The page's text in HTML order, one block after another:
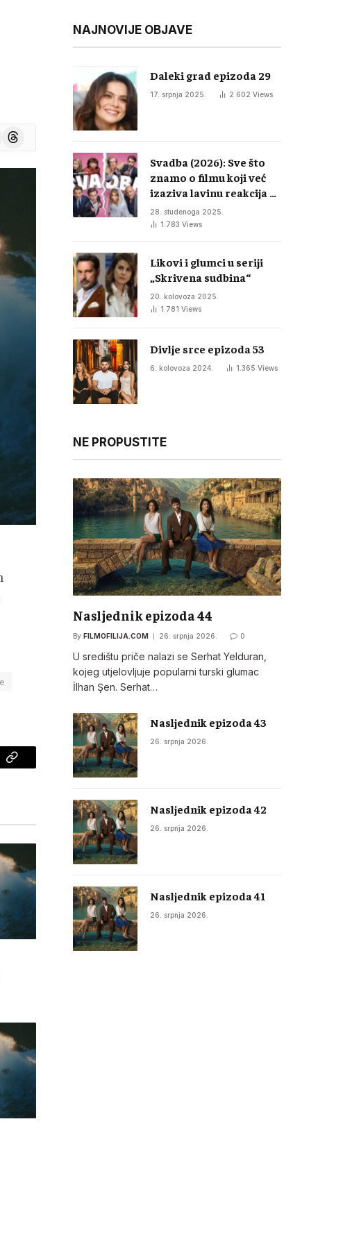
Threads
Copy
NAJNOVIJE OBJAVE
Daleki grad epizoda 29
17. srpnja 2025. 2.602 Views
Svadba (2026): Sve što
znamo o filmu koji već
izaziva lavinu reakcija u
regiji
28. studenoga 2025.
1.783 Views
Likovi i glumci u seriji
„Skrivena sudbina“
20. kolovoza 2025.
1.781 Views
Divlje srce epizoda 53
6. kolovoza 2024. 1.365 Views
NE PROPUSTITE
Nasljednik epizoda 44
By FILMOFILIJA.COM 26. srpnja 2026. 0
U središtu priče nalazi se Serhat Yelduran,
kojeg utjelovljuje popularni turski glumac
İlhan Şen. Serhat…
Nasljednik epizoda 43
26. srpnja 2026.
Nasljednik epizoda 42
26. srpnja 2026.
Nasljednik epizoda 41
26. srpnja 2026.